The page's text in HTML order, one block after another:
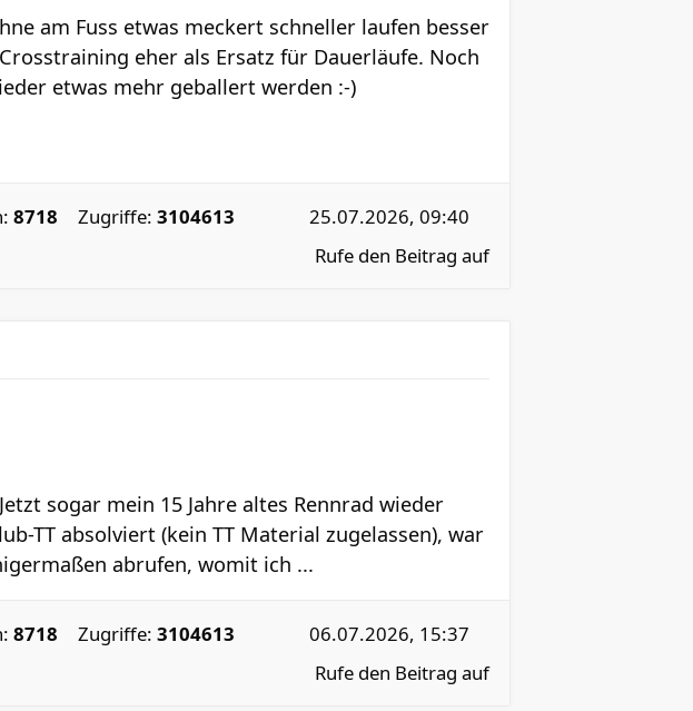
am Fuss etwas meckert schneller laufen besser
eher als Ersatz für Dauerläufe. Noch
etwas mehr geballert werden :-)
8718 Zugriffe: 3104613
25.07.2026, 09:40
Rufe den Beitrag auf
sogar mein 15 Jahre altes Rennrad wieder
TT absolviert (kein TT Material zugelassen), war
abrufen, womit ich ...
8718 Zugriffe: 3104613
06.07.2026, 15:37
Rufe den Beitrag auf